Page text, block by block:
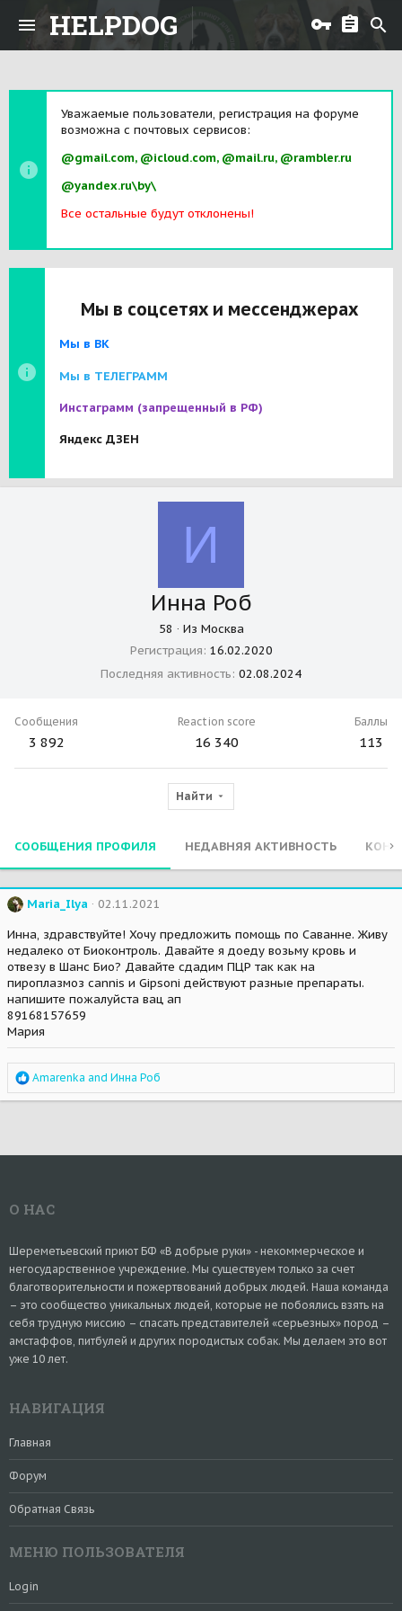
HELPDOG
Уважаемые пользователи, регистрация на форуме
возможна с почтовых сервисов:
@gmail.com, @icloud.com, @mail.ru, @rambler.ru
@yandex.ru\by\
Все остальные будут отклонены!
Мы в соцсетях и мессенджерах
Мы в ВК
Мы в ТЕЛЕГРАММ
Инстаграмм (запрещенный в РФ)
Яндекс ДЗЕН
И
Инна Роб
58 · Из Москва
Регистрация 16.02.2020
Последняя активность 02.08.2024
Сообщения
3 892
Reaction score
16 340
Баллы
113
Найти
СООБЩЕНИЯ ПРОФИЛЯ НЕДАВНЯЯ АКТИВНОСТЬ
Maria_Ilya 02.11.2021
Инна, здравствуйте! Хочу предложить помощь по Саванне. Живу
недалеко от Биоконтроль. Давайте я доеду возьму кровь и
отвезу в Шанс Био? Давайте сдадим ПЦР так как на
пироплазмоз cannis и Gipsoni действуют разные препараты.
напишите пожалуйста вац ап
89168157659
Мария
R
e
a
:
Amarenka and Инна Роб
О НАС
Шереметьевский приют БФ «В добрые руки» - некоммерческое и
негосударственное учреждение. Мы существуем только за счет
благотворительности и пожертвований добрых людей. Наша команда
– это сообщество уникальных людей, которые не побоялись взять на
себя трудную миссию – спасать представителей «серьезных» пород –
амстаффов, питбулей и других породистых собак. Мы делаем это вот
уже 10 лет.
НАВИГАЦИЯ
Главная
Форум
Обратная Связь
МЕНЮ ПОЛЬЗОВАТЕЛЯ
Login